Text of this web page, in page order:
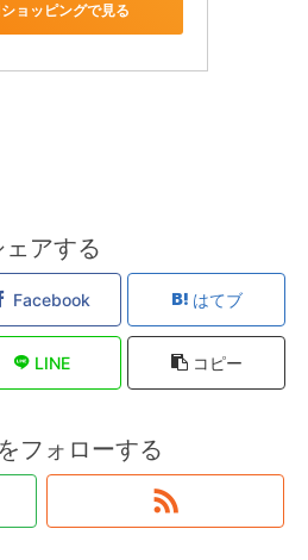
ョッピングで見る
ェアする
Facebook はてブ
LINE コピー
フォローする